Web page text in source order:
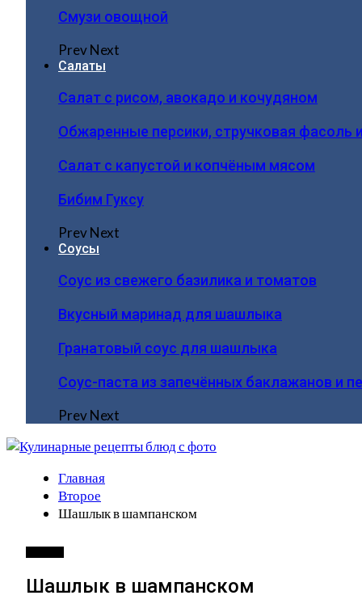
Смузи овощной
PrevNext
Салаты
Салат с рисом, авокадо и кочудяном
Обжаренные персики, стручковая фасоль
Салат с капустой и копчёным мясом
Бибим Гуксу
PrevNext
Соусы
Соус из свежего базилика и томатов
Вкусный маринад для шашлыка
Гранатовый соус для шашлыка
Соус-паста из запечённых баклажанов и
PrevNext
Главная
Второе
Шашлык в шампанском
Шашлык в шампанском